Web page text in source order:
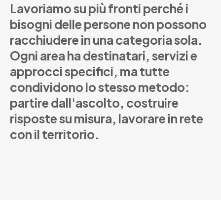
Lavoriamosu più fronti perché i
bisogni delle persone non possono
racchiudere in una categoriasola.
Ogni area ha destinatari, servizie
approccispecifici, ma tutte
condividono lostesso metodo:
partire dall'ascolto, costruire
rispostesu misura, lavorare in rete
con il territorio.